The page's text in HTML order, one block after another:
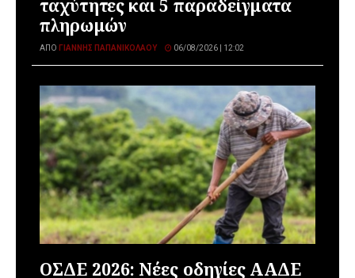
ταχύτητες και 5 παραδείγματα
πληρωμών
ΑΠΌ ΓΙΆΝΝΗΣ ΠΑΠΑΝΙΚΟΛΆΟΥ 06/08/2026 | 12:02
ΟΣΔΕ 2026: Νέες οδηγίες ΑΑΔΕ